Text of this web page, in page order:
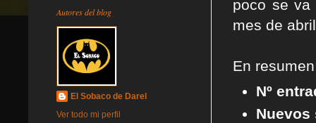
poco se va
mes de
En
Nº
Nuevos
Autores del blog
El Sobaco de Darel
Ver todo mi perfil